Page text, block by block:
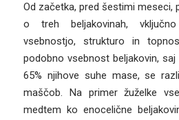
Od začetka, pred šestimi meseci,
o treh beljakovinah,
vsebnostjo, strukturo in
podobno vsebnost beljakovin,
65% njihove suhe mase, se
maščob. Na primer žuželke
medtem ko enocelične